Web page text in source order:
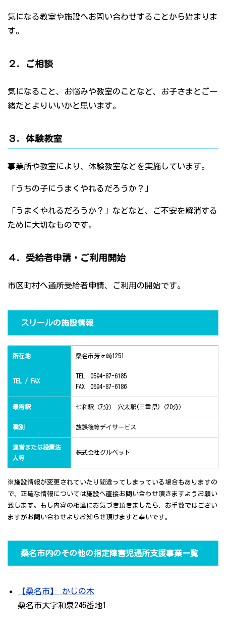
気になる教室や施設へお問い合わせすることから始まりま
す。
２．ご相談
気になること、お悩みや教室のことなど、お子さまとご一
緒だとよりいいかと思います。
３．体験教室
事業所や教室により、体験教室などを実施しています。
「うちの子にうまくやれるだろうか？」
「うまくやれるだろうか？」などなど、ご不安を解消する
ために大切なものです。
４．受給者申請・ご利用開始
市区町村へ通所受給者申請、ご利用の開始です。
スリールの施設情報
所在地 桑名市芳ヶ崎1251
TEL / FAX
TEL: 0594-87-6185
FAX: 0594-87-6186
最寄駅 七和駅（7分） 穴太駅(三重県)（20分）
種別 放課後等デイサービス
運営または設置法
人等
株式会社グルペット
※施設情報が変更されていたり間違ってしまっている場合もありますの
で、正確な情報については施設へ直接お問い合わせ頂きますようお願い
致します。もし内容の相違にお気づき頂きましたら、お手数ではござい
ますがお問い合わせよりお知らせ頂けますと幸いです。
桑名市内のその他の指定障害児通所支援事業一覧
【桑名市】 かじの木
桑名市大字和泉246番地1